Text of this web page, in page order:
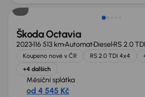
Škoda Octavia
2023116 513 kmAutomatDiesel RS 2.0
Koupeno nové v ČR RS 2.0 TDI 4x4
+4 dalších
Měsíční splátka
od 4 545 Kč